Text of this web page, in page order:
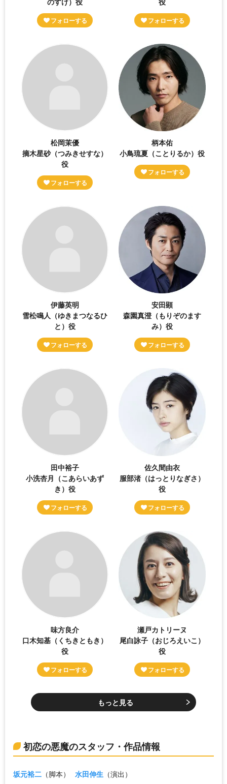
松岡茉優
摘木星砂（つみきせすな）
役
柄本佑
小鳥琉夏（ことりるか）役
伊藤英明
雪松鳴人（ゆきまつなるひ
と）役
安田顕
森園真澄（もりぞのます
み）役
田中裕子
小洗杏月（こあらいあず
き）役
佐久間由衣
服部渚（はっとりなぎさ）
役
味方良介
口木知基（くちきともき）
役
瀬戸カトリーヌ
尾白詠子（おじろえいこ）
役
もっと見る
初恋の悪魔のスタッフ・作品情報
坂元裕二 （脚本） 水田伸生 （演出）